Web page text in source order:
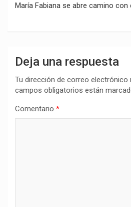
María Fabiana se abre camino
Deja una respuesta
Tu dirección de correo electrónico
campos obligatorios están
Comentario *